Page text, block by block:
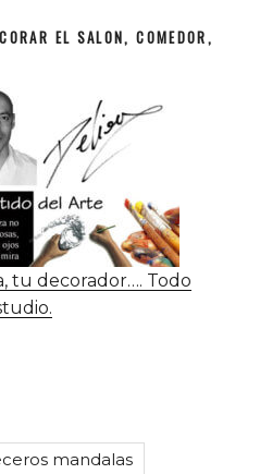
EL SALON, COMEDOR,
tu decorador…. Todo
mandalas